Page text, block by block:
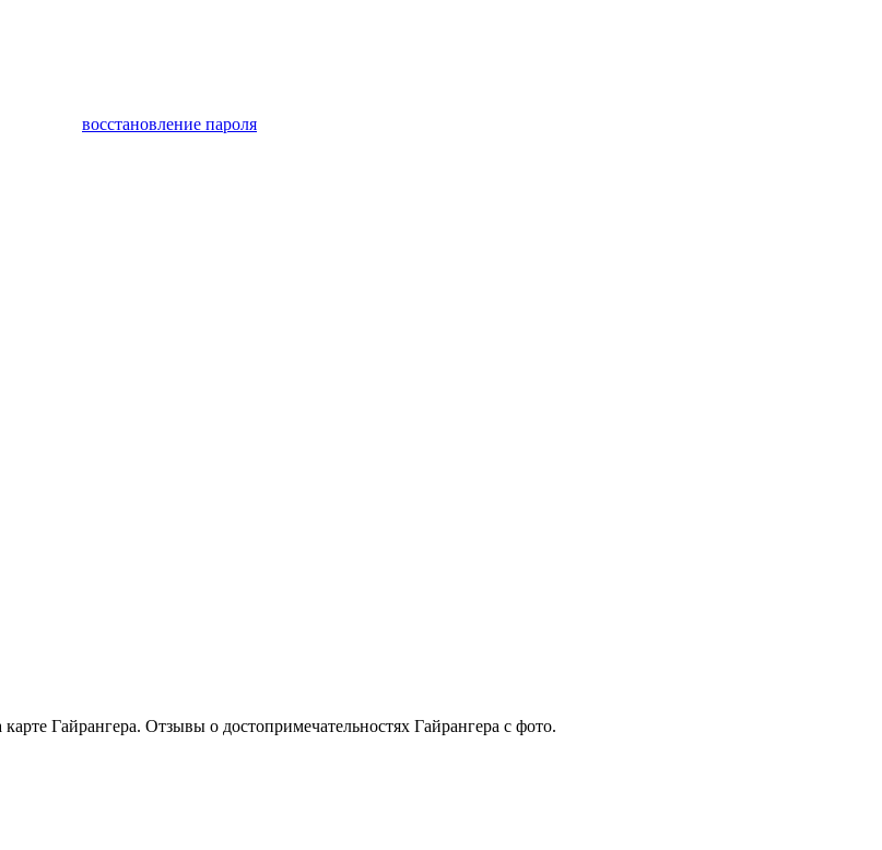
восстановление пароля
Гайрангера. Отзывы о достопримечательностях Гайрангера с фото.